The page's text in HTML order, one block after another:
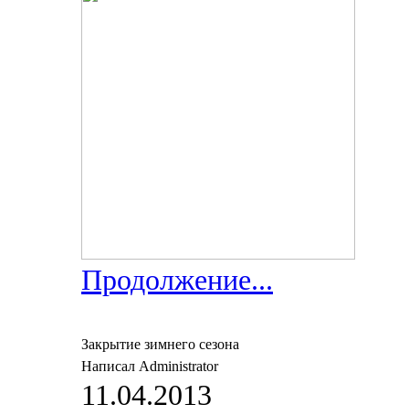
Продолжение...
Закрытие зимнего сезона
Написал Administrator
11.04.2013